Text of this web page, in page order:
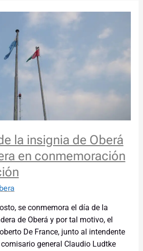
la insignia de Oberá
en conmemoración
se conmemora el día de la
de Oberá y por tal motivo, el
De France, junto al intendente
general Claudio Ludtke